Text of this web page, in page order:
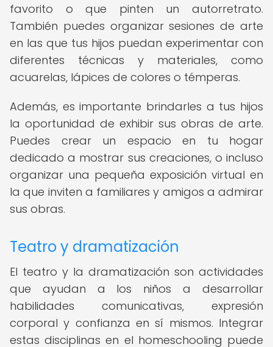
favorito o que pinten un autorretrato.
También puedes organizar sesiones de arte
en las que tus hijos puedan experimentar con
diferentes técnicas y materiales, como
acuarelas, lápices de colores o témperas.
Además, es importante brindarles a tus hijos
la oportunidad de exhibir sus obras de arte.
Puedes crear un espacio en tu hogar
dedicado a mostrar sus creaciones, o incluso
organizar una pequeña exposición virtual en
la que inviten a familiares y amigos a admirar
sus obras.
Teatro y dramatización
El teatro y la dramatización son actividades
que ayudan a los niños a desarrollar
habilidades comunicativas, expresión
corporal y confianza en sí mismos. Integrar
estas disciplinas en el homeschooling puede